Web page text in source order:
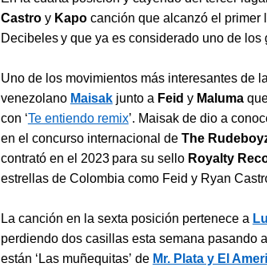
Castroy Kapocanción que alcanzó el primer
Decibeles y que ya es considerado uno de los
Uno de los movimientos más interesantes de
venezolano Maisakjunto a Feid yMaluma
con ‘Te entiendo remix’. Maisak de dio a
en el concurso internacional de The
contrató en el 2023 para su sello Royalty
estrellas de Colombia como Feid y Ryan
La canción en la sexta posición pertenece a
perdiendo dos casillas esta semana pasando
están ‘Las muñequitas’ de Mr. Plata y El